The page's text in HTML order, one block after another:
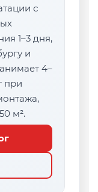
с
1–3 дня,
и
4–
при
м².